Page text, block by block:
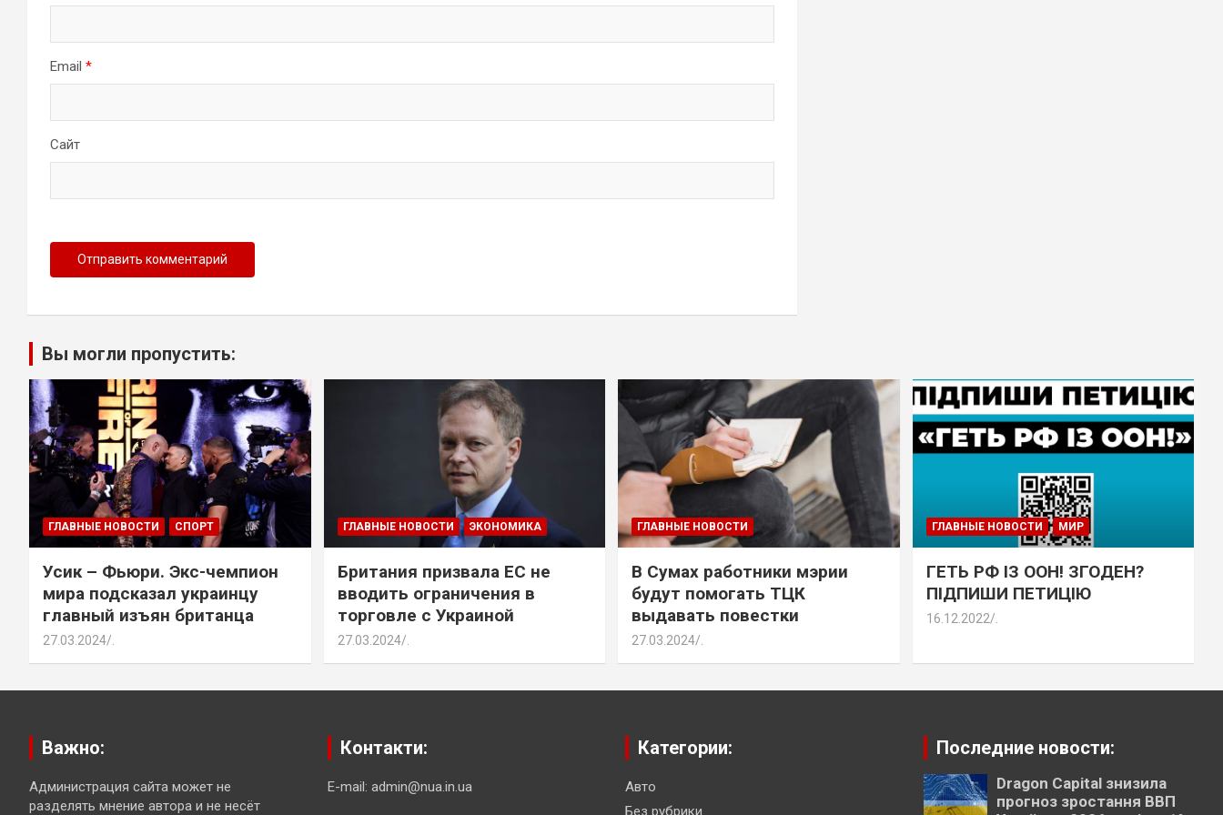
Email *
Сайт
Вы могли пропустить:
ГЛАВНЫЕ НОВОСТИ СПОРТ
Усик – Фьюри. Экс-чемпион
мира подсказал украинцу
главный изъян британца
27.03.2024 .
ГЛАВНЫЕ НОВОСТИ ЭКОНОМИКА
Британия призвала ЕС не
вводить ограничения в
торговле с Украиной
27.03.2024 .
ГЛАВНЫЕ НОВОСТИ
В Сумах работники мэрии
будут помогать ТЦК
выдавать повестки
27.03.2024 .
ГЛАВНЫЕ НОВОСТИ МИР
ГЕТЬ РФ ІЗ ООН! ЗГОДЕН?
ПІДПИШИ ПЕТИЦІЮ
16.12.2022 .
Важно:
Администрация сайта может не
разделять мнение автора и не несёт
Контакти:
E-mail: admin@nua.in.ua
Категории:
Авто
Без рубрики
Последние новости:
Dragon Capital знизила
прогноз зростання ВВП